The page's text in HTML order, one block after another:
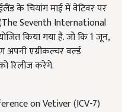
के चियांग माई में वेटिवर पर
Seventh International
किया गया है. जो कि1जून,
एग्रीकल्चर वर्ल्ड
रिलीज करेगे.